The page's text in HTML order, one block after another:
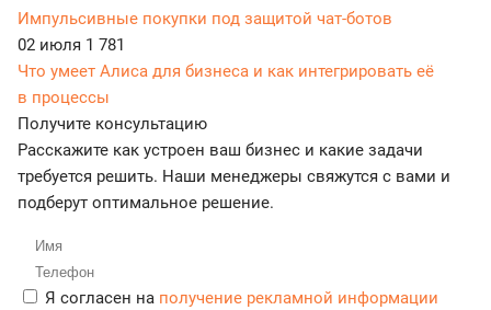
Импульсивные покупки под защитой чат-ботов
02 июля 1 781
Что умеет Алиса для бизнеса и как интегрировать её
в процессы
Получите консультацию
Расскажите как устроен ваш бизнес и какие задачи
требуется решить. Наши менеджеры свяжутся с вами и
подберут оптимальное решение.
Я согласен на получение рекламной информации